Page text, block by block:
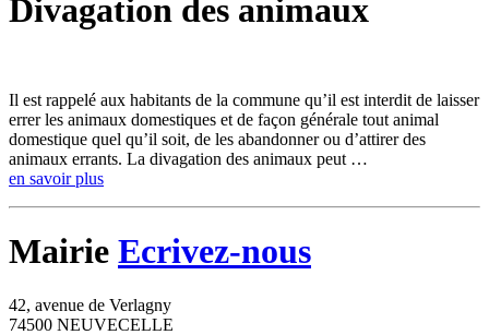
Divagation des animaux
Il est rappelé aux habitants de la commune qu’il est interdit de laisser
errer les animaux domestiques et de façon générale tout animal
domestique quel qu’il soit, de les abandonner ou d’attirer des
animaux errants. La divagation des animaux peut …
en savoir plus
Mairie Ecrivez-nous
42, avenue de Verlagny
74500 NEUVECELLE